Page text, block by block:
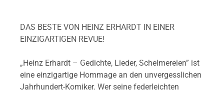
DAS BESTE VON HEINZ ERHARDT IN EINER
EINZIGARTIGEN REVUE!
„Heinz Erhardt – Gedichte, Lieder, Schelmereien” ist
eine einzigartige Hommage an den unvergesslichen
Jahrhundert-Komiker. Wer seine federleichten